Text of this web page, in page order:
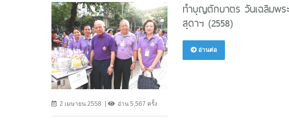
2 เมษายน 2558 อ่าน 5,567 ครั้ง
ทำบุญตักบาตร วันเฉลิมพร
สุดาฯ (2558)
อ่านต่อ